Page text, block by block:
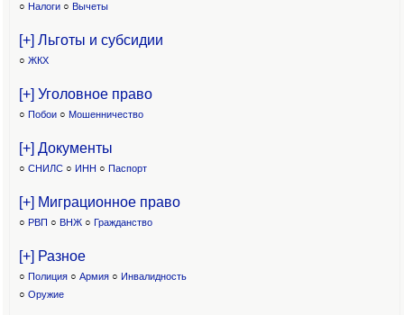
○ Налоги ○ Вычеты
[+] Льготы и субсидии
○ ЖКХ
[+] Уголовное право
○ Побои ○ Мошенничество
[+] Документы
○ СНИЛС ○ ИНН ○ Паспорт
[+] Миграционное право
○ РВП ○ ВНЖ ○ Гражданство
[+] Разное
○ Полиция ○ Армия ○ Инвалидность
○ Оружие